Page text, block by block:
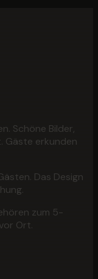
Schöne Bilder,
Gäste erkunden
Das Design
zum 5-
Ort.